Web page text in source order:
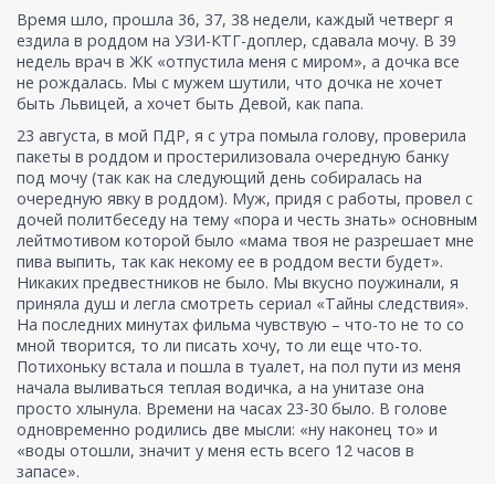
Время шло, прошла 36, 37, 38 недели, каждый четверг я
ездила в роддом на УЗИ-КТГ-доплер, сдавала мочу. В 39
недель врач в ЖК «отпустила меня с миром», а дочка все
не рождалась. Мы с мужем шутили, что дочка не хочет
быть Львицей, а хочет быть Девой, как папа.
23 августа, в мой ПДР, я с утра помыла голову, проверила
пакеты в роддом и простерилизовала очередную банку
под мочу (так как на следующий день собиралась на
очередную явку в роддом). Муж, придя с работы, провел с
дочей политбеседу на тему «пора и честь знать» основным
лейтмотивом которой было «мама твоя не разрешает мне
пива выпить, так как некому ее в роддом вести будет».
Никаких предвестников не было. Мы вкусно поужинали, я
приняла душ и легла смотреть сериал «Тайны следствия».
На последних минутах фильма чувствую – что-то не то со
мной творится, то ли писать хочу, то ли еще что-то.
Потихоньку встала и пошла в туалет, на пол пути из меня
начала выливаться теплая водичка, а на унитазе она
просто хлынула. Времени на часах 23-30 было. В голове
одновременно родились две мысли: «ну наконец то» и
«воды отошли, значит у меня есть всего 12 часов в
запасе».